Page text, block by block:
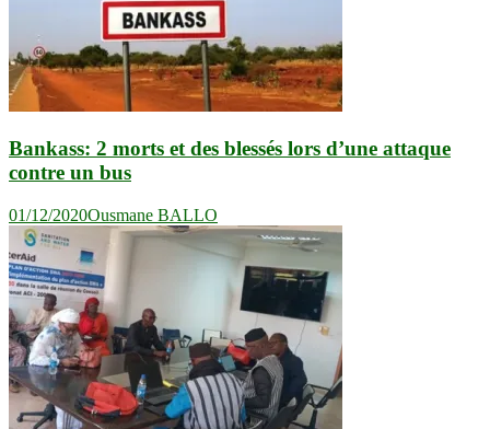
Bankass: 2 morts et des blessés lors d’une attaque
contre un bus
01/12/2020Ousmane BALLO